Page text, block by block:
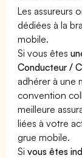
Les assureurs
dédiées à la
mobile.
Si vous êtes
Conducteur /
adhérer à une
convention
meilleure
liées à votre
grue mobile.
Sivous êtes